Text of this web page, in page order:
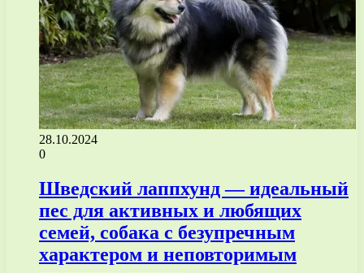
28.10.2024
0
Шведский лаппхунд — идеальный
пес для активных и любящих
семей, собака с безупречным
характером и неповторимым